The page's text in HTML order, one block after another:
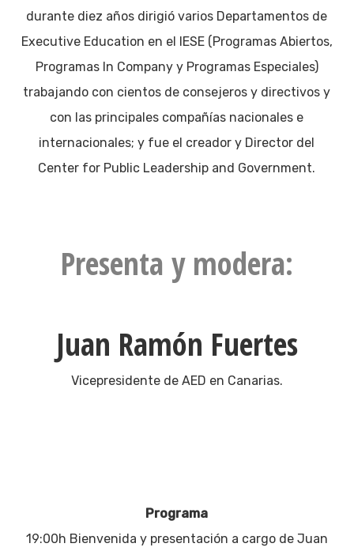
durante diez años dirigió varios Departamentos de
Executive Education en el IESE (Programas Abiertos,
Programas In Company y Programas Especiales)
trabajando con cientos de consejeros y directivos y
con las principales compañías nacionales e
internacionales; y fue el creador y Director del
Center for Public Leadership and Government.
Presenta y modera:
Juan Ramón Fuertes
Vicepresidente de AED en Canarias.
Programa
19:00h Bienvenida y presentación a cargo de Juan